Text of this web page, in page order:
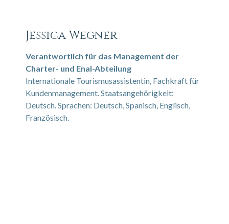
Jessica Wegner
Verantwortlich für das Management der
Charter- und Enal-Abteilung
Internationale Tourismusassistentin, Fachkraft für
Kundenmanagement. Staatsangehörigkeit:
Deutsch. Sprachen: Deutsch, Spanisch, Englisch,
Französisch.